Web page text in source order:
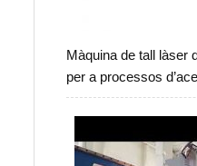
Màquina de tall làser
per a processos